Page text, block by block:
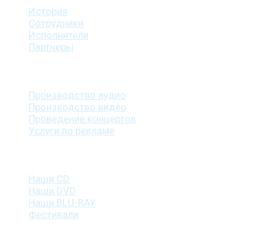
История
Сотрудники
Исполнители
Партнеры
Производство аудио
Производство видео
Проведение концертов
Услуги по рекламе
Наши CD
Наши DVD
Наши BLU-RAY
Фестивали